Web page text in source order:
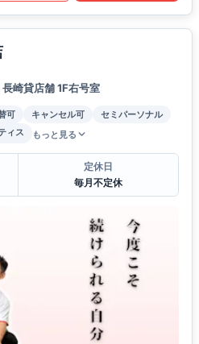
崎貸店舗 1F右号室
可 キャンセル可
セミパーソナル
ィス もっと見る
定休日
毎月不定休